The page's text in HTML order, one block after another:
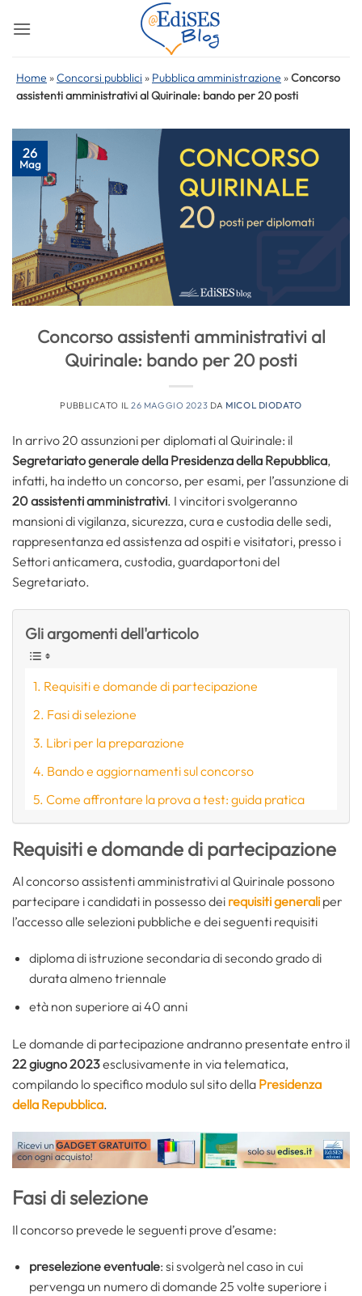
Home »Concorsi pubblici » Pubblica amministrazione »Concorso
assistenti amministrativi al Quirinale: bando per 20 posti
26
Mag
Concorso assistenti amministrativi al
Quirinale: bando per 20 posti
PUBBLICATO IL26 MAGGIO 2023 DA MICOL DIODATO
In arrivo 20 assunzioni per diplomati al Quirinale: il
Segretariato generale della Presidenza della Repubblica,
infatti, ha indetto un concorso, per esami, per l’assunzione di
20 assistenti amministrativi. I vincitori svolgeranno
mansioni di vigilanza, sicurezza, cura e custodia delle sedi,
rappresentanza ed assistenza ad ospiti e visitatori, presso i
Settori anticamera, custodia, guardaportoni del
Segretariato.
Gli argomenti dell'articolo
Requisiti e domande di partecipazione
Fasi di selezione
Libri per la preparazione
Bando e aggiornamenti sul concorso
Come affrontare la prova a test: guida pratica
Requisiti e domande di partecipazione
Al concorso assistenti amministrativi al Quirinale possono
partecipare i candidati in possesso dei requisiti generali per
l’accesso alle selezioni pubbliche e dei seguenti requisiti
diploma di istruzione secondaria di secondo grado di
durata almeno triennale
età non superiore ai 40 anni
Le domande di partecipazione andranno presentate entro il
22 giugno 2023esclusivamente in via telematica,
compilando lo specifico modulo sul sito della Presidenza
della Repubblica.
Fasi di selezione
Il concorso prevede le seguenti prove d’esame:
preselezione eventuale: si svolgerà nel caso in cui
pervenga un numero di domande 25 volte superiore i